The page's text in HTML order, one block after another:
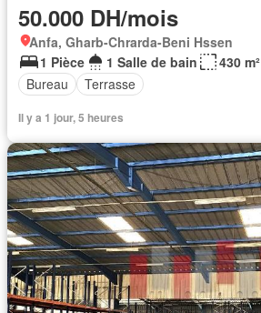
50.000 DH/mois
Anfa, Gharb-Chrarda-Beni Hssen
1 Pièce
1 Salle de bain
430 m²
Bureau
Terrasse
Il y a 1 jour, 5 heures